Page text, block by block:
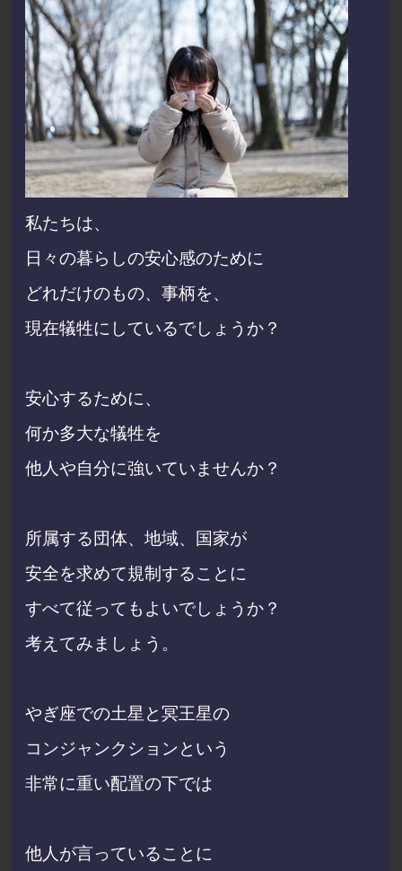
私たちは、
日々の暮らしの安心感のために
どれだけのもの、事柄を、
現在犠牲にしているでしょうか？
安心するために、
何か多大な犠牲を
他人や自分に強いていませんか？
所属する団体、地域、国家が
安全を求めて規制することに
すべて従ってもよいでしょうか？
考えてみましょう。
やぎ座での土星と冥王星の
コンジャンクションという
非常に重い配置の下では
他人が言っていることに